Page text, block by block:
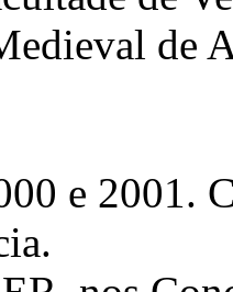
de
e 2001.